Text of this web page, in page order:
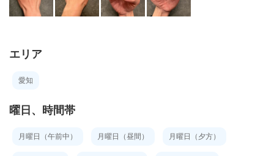
エリア
愛知
曜日、時間帯
月曜日（午前中） 月曜日（昼間） 月曜日（夕方）